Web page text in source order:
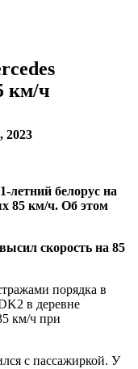
км/ч
2023
белорус на
85 км/ч. Об этом
порядка в
в деревне
км/ч при
с пассажиркой. У